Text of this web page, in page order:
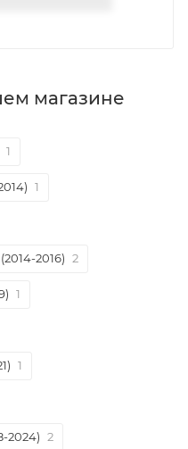
магазине
1
1
2016) 2
1
1
2024) 2